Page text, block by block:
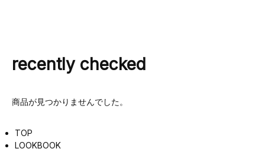
recently checked
商品が見つかりませんでした。
TOP
LOOKBOOK